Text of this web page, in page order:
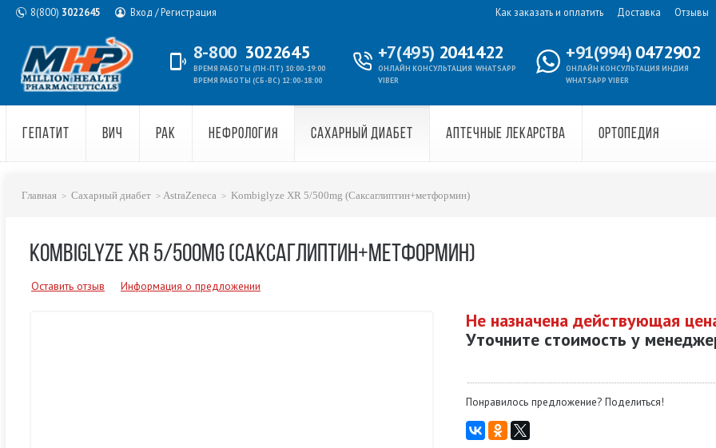
8(800) 3022645 Вход / Регистрация Как заказать и оплатить Доставка Отзывы
8-800 3022645
ВРЕМЯ РАБОТЫ (ПН-ПТ) 10:00-19:00
ВРЕМЯ РАБОТЫ (СБ-ВС) 12:00-18:00
+7(495) 2041422
ОНЛАЙН КОНСУЛЬТАЦИЯ WHATSAPP
VIBER
+91(994) 0472902
ОНЛАЙН КОНСУЛЬТАЦИЯ ИНДИЯ
WHATSAPP VIBER
ГЕПАТИТ ВИЧ РАК НЕФРОЛОГИЯ САХАРНЫЙ ДИАБЕТ АПТЕЧНЫЕ ЛЕКАРСТВА ОРТОПЕДИЯ
Главная Сахарный диабет AstraZeneca Kombiglyze XR 5/500mg (Саксаглиптин+метформин)
KOMBIGLYZE XR 5/500MG (САКСАГЛИПТИН+МЕТФОРМИН)
Оставить отзыв Информация о предложении
Не назначена действующая
Уточните стоимость у
Понравилось предложение? Поделиться!